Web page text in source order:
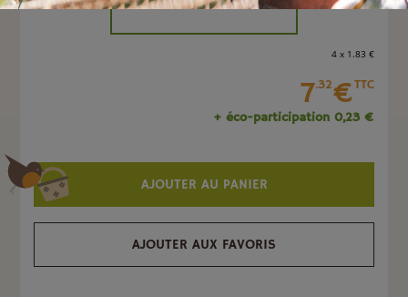
4 x 1 .83 €
7.32€TTC
+ éco-participation 0,23 €
AJOUTER AU PANIER
AJOUTER AUX FAVORIS